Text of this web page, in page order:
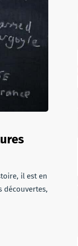
il est en
découvertes,